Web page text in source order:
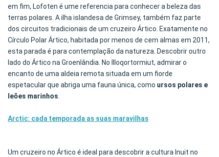
em fim, Lofoten é ume referencia para conhecer a beleza das
terras polares. A ilha islandesa de Grimsey, também faz parte
dos circuitos tradicionais de um cruzeiro Ártico. Exatamente no
Círculo Polar Ártico, habitada por menos de cem almas em 2011,
esta parada é para contemplação da natureza. Descobrir outro
lado do Ártico na Groenlândia. No Illoqortormiut, admirar o
encanto de uma aldeia remota situada em um fiorde
espetacular que abriga uma fauna única, como ursos polares e
leões marinhos.
Arctic: cada temporada as suas maravilhas
Um cruzeiro no Ártico é ideal para descobrir a cultura Inuit no